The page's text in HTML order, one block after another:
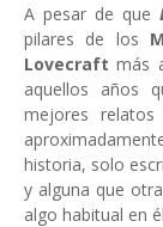
A pesar de que
pilares de los
Lovecraft más
aquellos años
mejores
historia, solo
y alguna que
algo habitual en